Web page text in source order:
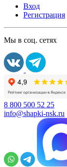
Вход
Регистрация
Мы в соц. сетях
8 800 500 52 25
info@shapki-nsk.ru